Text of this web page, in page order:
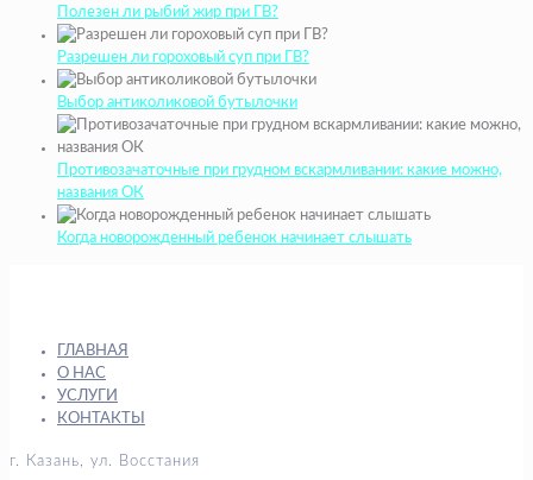
Полезен ли рыбий жир при ГВ?
Разрешен ли гороховый суп при ГВ?
Выбор антиколиковой бутылочки
Противозачаточные при грудном вскармливании: какие можно,
названия ОК
Когда новорожденный ребенок начинает слышать
ГЛАВНАЯ
О НАС
УСЛУГИ
КОНТАКТЫ
г. Казань, ул. Восстания